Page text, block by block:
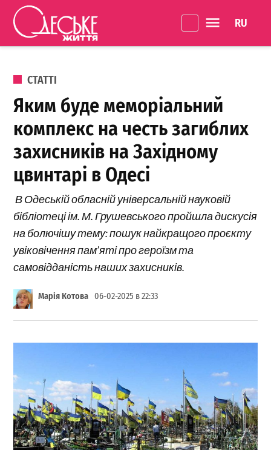
Перейти до вмісту
Життя
ОПУБЛІКОВАНО В
СТАТТІ
Яким буде меморіальний
комплекс на честь загиблих
захисників на Західному
цвинтарі в Одесі
В Одеській обласній універсальній науковій
бібліотеці ім. М. Грушевського пройшла дискусія
на болючішу тему: пошук найкращого проєкту
увіковічення пам’яті про героїзм та
самовідданість наших захисників.
Марія Котова 06-02-2025 в 22:33